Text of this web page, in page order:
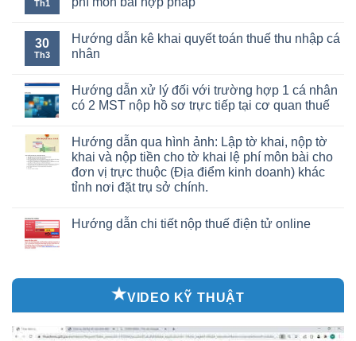
Th1
30
Th3
Hướng dẫn kê khai quyết toán thuế thu nhập cá
nhân
Hướng dẫn xử lý đối với trường hợp 1 cá nhân
có 2 MST nộp hồ sơ trực tiếp tại cơ quan thuế
Hướng dẫn qua hình ảnh: Lập tờ khai, nộp tờ
khai và nộp tiền cho tờ khai lệ phí môn bài cho
đơn vị trực thuộc (Địa điểm kinh doanh) khác
tỉnh nơi đặt trụ sở chính.
Hướng dẫn chi tiết nộp thuế điện tử online
VIDEO KỸ THUẬT